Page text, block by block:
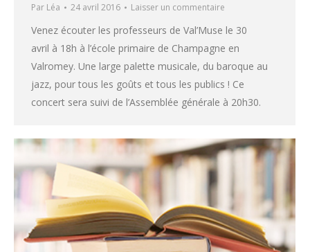
Par Léa 24 avril 2016 Laisser un commentaire
Venez écouter les professeurs de Val’Muse le 30
avril à 18h à l’école primaire de Champagne en
Valromey. Une large palette musicale, du baroque au
jazz, pour tous les goûts et tous les publics ! Ce
concert sera suivi de l’Assemblée générale à 20h30.